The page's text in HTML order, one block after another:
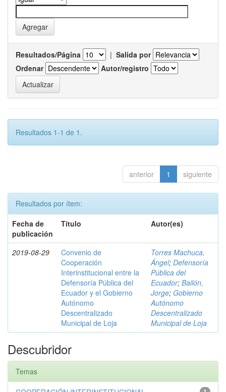
Resultados/Página | Salida por
Ordenar
Autor/registro
Resultados 1-1 de 1.
anterior 1 siguiente
Resultados por ítem:
Fecha de
publicación
Título Autor(es)
2019-08-29
Convenio de
Cooperación
Interinstitucional entre la
Defensoría Pública del
Ecuador y el Gobierno
Autónomo
Descentralizado
Municipal de Loja
Torres Machuca,
Ángel; Defensoría
Pública del
Ecuador; Bailón,
Jorge; Gobierno
Autónomo
Descentralizado
Municipal de Loja
Descubridor
Temas